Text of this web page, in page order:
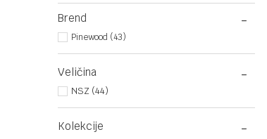
Brend
Pinewood (43)
Veličina
NSZ (44)
Kolekcije